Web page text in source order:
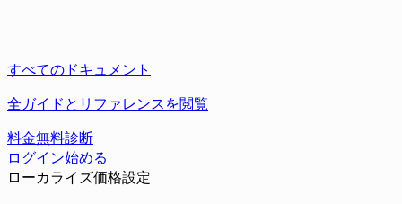
すべてのドキュメント
全ガイドとリファレンスを閲覧
料金無料診断
ログイン始める
ローカライズ価格設定